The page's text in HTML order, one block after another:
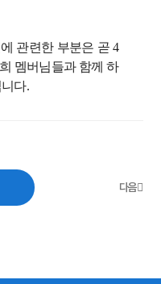
관련한 부분은 곧 4
멤버님들과 함께 하
다.
다음